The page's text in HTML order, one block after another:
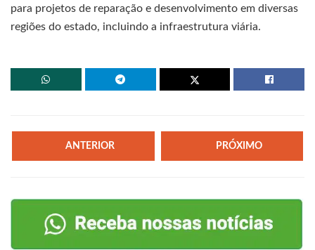
para projetos de reparação e desenvolvimento em diversas
regiões do estado, incluindo a infraestrutura viária.
ANTERIOR PRÓXIMO